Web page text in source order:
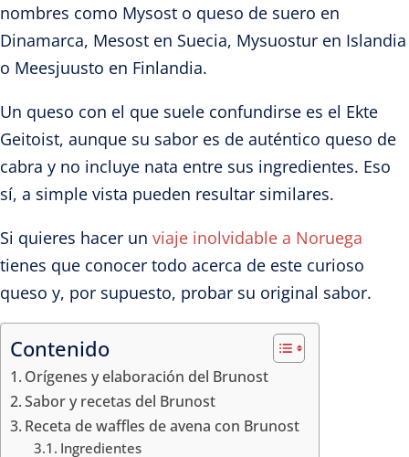
nombres como Mysost o queso de suero en
Dinamarca, Mesost en Suecia, Mysuostur en Islandia
o Meesjuusto en Finlandia.
Un queso con el que suele confundirse es el Ekte
Geitoist, aunque su sabor es de auténtico queso de
cabra y no incluye nata entre sus ingredientes. Eso
sí, a simple vista pueden resultar similares.
Si quieres hacer un viaje inolvidable a Noruega
tienes que conocer todo acerca de este curioso
queso y, por supuesto, probar su original sabor.
Contenido
Orígenes y elaboración del Brunost
Sabor y recetas del Brunost
Receta de waffles de avena con Brunost
Ingredientes